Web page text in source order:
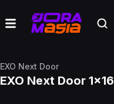
EXO Next Door
EXO Next Door 1x16